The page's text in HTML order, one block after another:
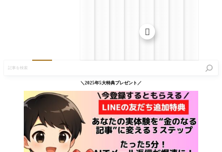
＼2025年5大特典プレゼント／
